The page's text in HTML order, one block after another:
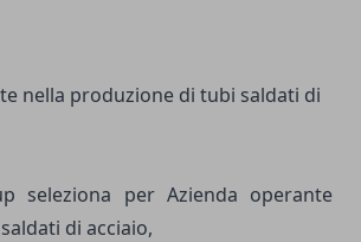
nella produzione di tubi saldati di
seleziona per Azienda operante
di acciaio,